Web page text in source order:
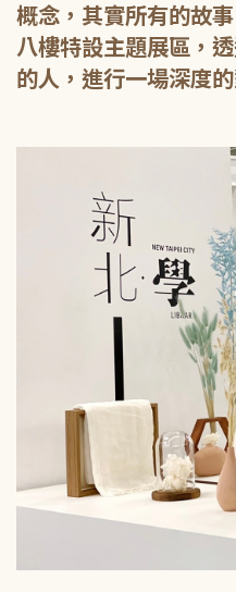
概念，其實所有的故
八樓特設主題展區，
的人，進行一場深度